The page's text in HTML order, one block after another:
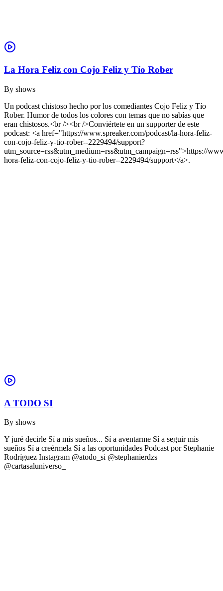
La Hora Feliz con Cojo Feliz y Tío Rober
By shows
Un podcast chistoso hecho por los comediantes Cojo Feliz y Tío
Rober. Humor de todos los colores con temas que no sabías que
eran chistosos.<br /><br />Conviértete en un supporter de este
podcast: <a href="https://www.spreaker.com/podcast/la-hora-feliz-
con-cojo-feliz-y-tio-rober--2229494/support?
utm_source=rss&utm_medium=rss&utm_campaign=rss">https://
hora-feliz-con-cojo-feliz-y-tio-rober--2229494/support</a>.
A TODO SI
By shows
Y juré decirle Sí a mis sueños... Sí a aventarme Sí a seguir mis
sueños Sí a creérmela Sí a las oportunidades Podcast por Stephanie
Rodríguez Instagram @atodo_si @stephanierdzs
@cartasaluniverso_